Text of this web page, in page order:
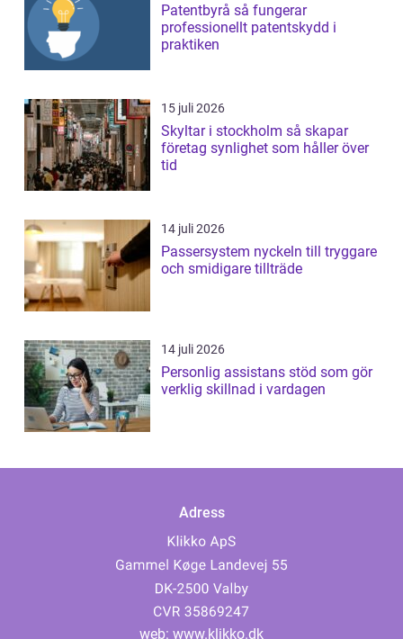
Patentbyrå så fungerar
professionellt patentskydd i
praktiken
15 juli 2026
Skyltar i stockholm så skapar
företag synlighet som håller över
tid
14 juli 2026
Passersystem nyckeln till tryggare
och smidigare tillträde
14 juli 2026
Personlig assistans stöd som gör
verklig skillnad i vardagen
Adress
web: www.klikko.dk